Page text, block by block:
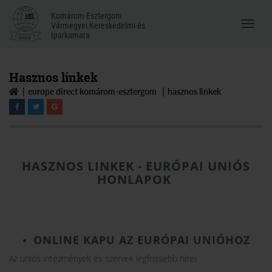
Komárom-Esztergom
Vármegyei Kereskedelmi és
Iparkamara
Komárom-Esztergom
Vármegyei Kereskedelmi és
Iparkamara
Menü
Hasznos linkek
europe direct komárom-esztergom hasznos linkek
HASZNOS LINKEK - EURÓPAI UNIÓS
HONLAPOK
ONLINE KAPU AZ EURÓPAI UNIÓHOZ
Az uniós intézmények és szervek legfrissebb hírei.